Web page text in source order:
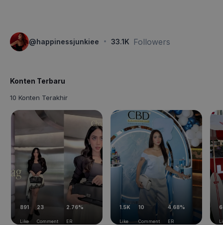
@ happinessjunkiee · 33.1K Followers
Konten Terbaru
10 Konten Terakhir
891
Like
23
Comment
2.76%
ER
1.5K
Like
10
Comment
4.68%
ER